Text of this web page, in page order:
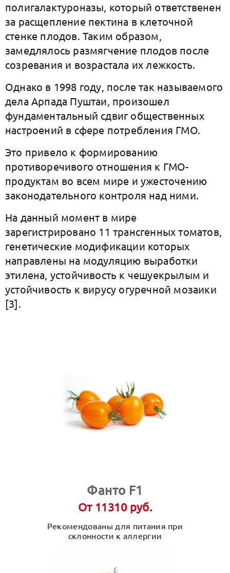
полигалактуроназы, который ответственен
за расщепление пектина в клеточной
стенке плодов. Таким образом,
замедлялось размягчение плодов после
созревания и возрастала их лежкость.
Однако в 1998 году, после так называемого
дела Арпада Пуштаи, произошел
фундаментальный сдвиг общественных
настроений в сфере потребления ГМО.
Это привело к формированию
противоречивого отношения к ГМО-
продуктам во всем мире и ужесточению
законодательного контроля над ними.
На данный момент в мире
зарегистрировано 11 трансгенных томатов,
генетические модификации которых
направлены на модуляцию выработки
этилена, устойчивость к чешуекрылым и
устойчивость к вирусу огуречной мозаики
[3].
Фанто F1
От 11310 руб.
Рекомендованы для питания при
склонности к аллергии